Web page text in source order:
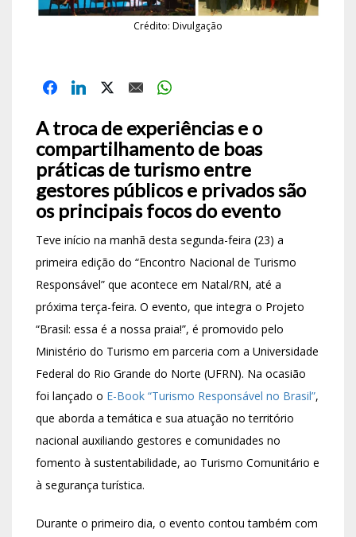
Crédito: Divulgação
A troca de experiências e o
compartilhamento de boas
práticas de turismo entre
gestores públicos e privados são
os principais focos do evento
Teve início na manhã desta segunda-feira (23) a
primeira edição do “Encontro Nacional de Turismo
Responsável” que acontece em Natal/RN, até a
próxima terça-feira. O evento, que integra o Projeto
“Brasil: essa é a nossa praia!”, é promovido pelo
Ministério do Turismo em parceria com a Universidade
Federal do Rio Grande do Norte (UFRN). Na ocasião
foi lançado o E-Book “Turismo Responsável no Brasil”,
que aborda a temática e sua atuação no território
nacional auxiliando gestores e comunidades no
fomento à sustentabilidade, ao Turismo Comunitário e
à segurança turística.
Durante o primeiro dia, o evento contou também com